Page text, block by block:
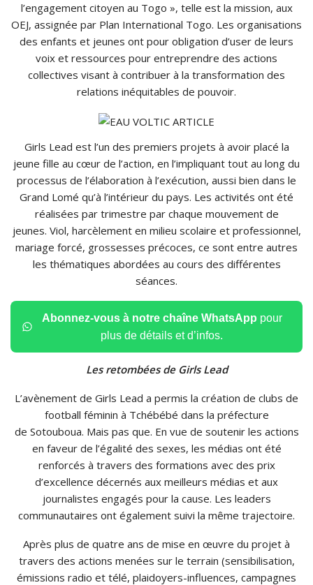
l’engagement citoyen au Togo », telle est la mission, aux
OEJ, assignée par Plan International Togo. Les organisations
des enfants et jeunes ont pour obligation d’user de leurs
voix et ressources pour entreprendre des actions
collectives visant à contribuer à la transformation des
relations inéquitables de pouvoir.
Girls Lead est l’un des premiers projets à avoir placé la
jeune fille au cœur de l’action, en l’impliquant tout au long du
processus de l’élaboration à l’exécution, aussi bien dans le
Grand Lomé qu’à l’intérieur du pays. Les activités ont été
réalisées par trimestre par chaque mouvement de
jeunes. Viol, harcèlement en milieu scolaire et professionnel,
mariage forcé, grossesses précoces, ce sont entre autres
les thématiques abordées au cours des différentes
séances.
Abonnez-vous à notre chaîne WhatsApp pour
plus de détails et d’infos.
Les retombées de Girls Lead
L’avènement de Girls Lead a permis la création de clubs de
football féminin à Tchébébé dans la préfecture
de Sotouboua. Mais pas que. En vue de soutenir les actions
en faveur de l’égalité des sexes, les médias ont été
renforcés à travers des formations avec des prix
d’excellence décernés aux meilleurs médias et aux
journalistes engagés pour la cause. Les leaders
communautaires ont également suivi la même trajectoire.
Après plus de quatre ans de mise en œuvre du projet à
travers des actions menées sur le terrain (sensibilisation,
émissions radio et télé, plaidoyers-influences, campagnes